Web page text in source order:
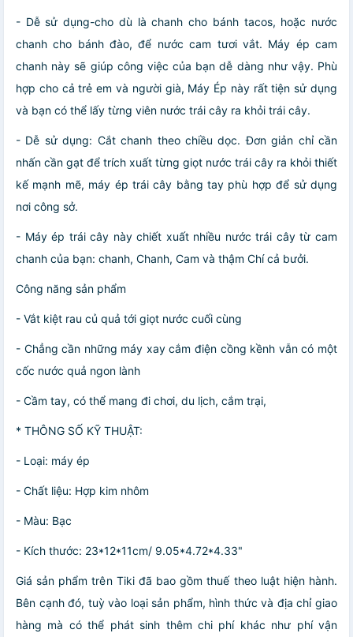
- Dễ sử dụng-cho dù là chanh cho bánh tacos, hoặc nước
chanh cho bánh đào, để nước cam tươi vắt. Máy ép cam
chanh này sẽ giúp công việc của bạn dễ dàng như vậy. Phù
hợp cho cả trẻ em và người già, Máy Ép này rất tiện sử dụng
và bạn có thể lấy từng viên nước trái cây ra khỏi trái cây.
- Dễ sử dụng: Cắt chanh theo chiều dọc. Đơn giản chỉ cần
nhấn cần gạt để trích xuất từng giọt nước trái cây ra khỏi thiết
kế mạnh mẽ, máy ép trái cây bằng tay phù hợp để sử dụng
nơi công sở.
- Máy ép trái cây này chiết xuất nhiều nước trái cây từ cam
chanh của bạn: chanh, Chanh, Cam và thậm Chí cả bưởi.
Công năng sản phẩm
- Vắt kiệt rau củ quả tới giọt nước cuối cùng
- Chẳng cần những máy xay cắm điện cồng kềnh vẫn có một
cốc nước quả ngon lành
- Cầm tay, có thể mang đi chơi, du lịch, cắm trại,
* THÔNG SỐ KỸ THUẬT:
- Loại: máy ép
- Chất liệu: Hợp kim nhôm
- Màu: Bạc
- Kích thước: 23*12*11cm/ 9.05*4.72*4.33"
Giá sản phẩm trên Tiki đã bao gồm thuế theo luật hiện hành.
Bên cạnh đó, tuỳ vào loại sản phẩm, hình thức và địa chỉ giao
hàng mà có thể phát sinh thêm chi phí khác như phí vận